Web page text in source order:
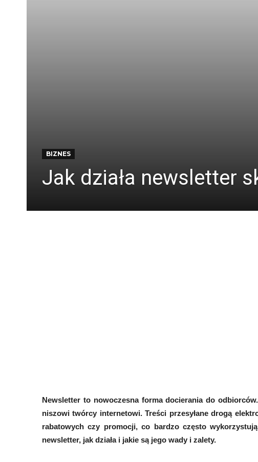
BIZNES
Jak działa newsletter
Newsletter to nowoczesna forma docierania do
niszowi twórcy internetowi. Treści przesyłane drogą
rabatowych czy promocji, co bardzo często
newsletter, jak działa i jakie są jego wady i zalety.